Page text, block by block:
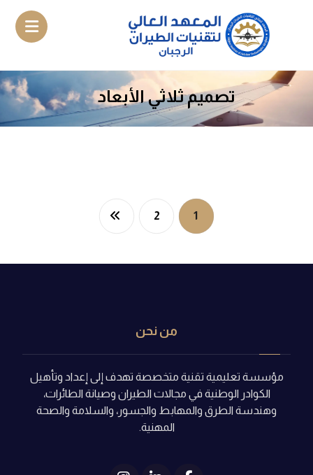
تصميم ثلاثي الأبعاد
1
2
من نحن
مؤسسة تعليمية تقنية متخصصة تهدف إلى إعداد وتأهيل
الكوادر الوطنية في مجالات الطيران وصيانة الطائرات،
وهندسة الطرق والمهابط والجسور، والسلامة والصحة
المهنية.